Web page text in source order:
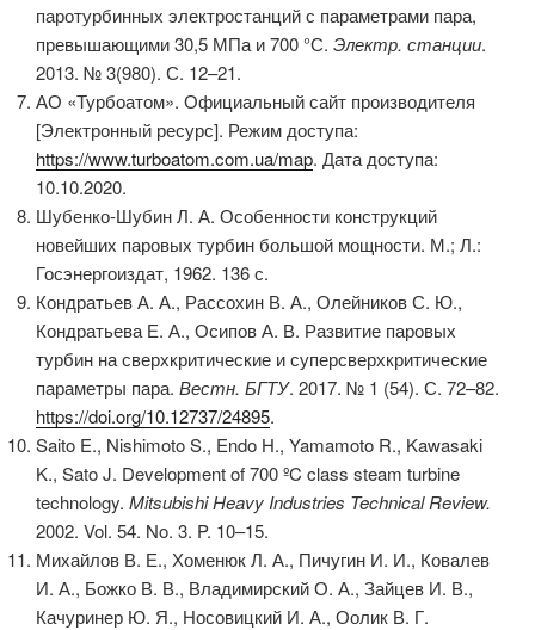
паротурбинных электростанций с параметрами пара,
превышающими 30,5 МПа и 700 °С. Электр. станции.
2013. № 3(980). С. 12–21.
АО «Турбоатом». Официальный сайт производителя
[Электронный ресурс]. Режим доступа:
https://www.turboatom.com.ua/map. Дата доступа:
10.10.2020.
Шубенко-Шубин Л. А. Особенности конструкций
новейших паровых турбин большой мощности. М.; Л.:
Госэнергоиздат, 1962. 136 с.
Кондратьев А. А., Рассохин В. А., Олейников С. Ю.,
Кондратьева Е. А., Осипов А. В. Развитие паровых
турбин на сверхкритические и суперсверхкритические
параметры пара. Вестн. БГТУ. 2017. № 1 (54). С. 72–82.
https://doi.org/10.12737/24895.
Saito E., Nishimoto S., Endo H., Yamamoto R., Kawasaki
K., Sato J. Development of 700 ºC class steam turbine
technology. Mitsubishi Heavy Industries Technical Review.
2002. Vol. 54. No. 3. P. 10–15.
Михайлов В. Е., Хоменюк Л. А., Пичугин И. И., Ковалев
И. А., Божко В. В., Владимирский О. А., Зайцев И. В.,
Качуринер Ю. Я., Носовицкий И. А., Оолик В. Г.